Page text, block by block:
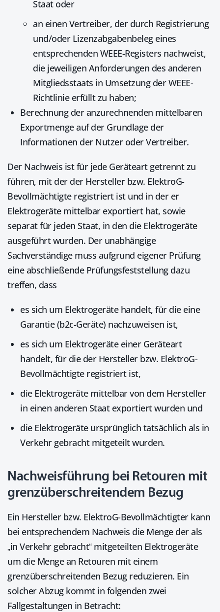
Staat oder
an einen Vertreiber, der durch Registrierung
und/oder Lizenzabgabenbeleg eines
entsprechenden WEEE-Registers nachweist,
die jeweiligen Anforderungen des anderen
Mitgliedsstaats in Umsetzung der WEEE-
Richtlinie erfüllt zu haben;
Berechnung der anzurechnenden mittelbaren
Exportmenge auf der Grundlage der
Informationen der Nutzer oder Vertreiber.
Der Nachweis ist für jede Geräteart getrennt zu
führen, mit der der Hersteller bzw. ElektroG-
Bevollmächtigte registriert ist und in der er
Elektrogeräte mittelbar exportiert hat, sowie
separat für jeden Staat, in den die Elektrogeräte
ausgeführt wurden. Der unabhängige
Sachverständige muss aufgrund eigener Prüfung
eine abschließende Prüfungsfeststellung dazu
treffen, dass
es sich um Elektrogeräte handelt, für die eine
Garantie (b2c-Geräte) nachzuweisen ist,
es sich um Elektrogeräte einer Geräteart
handelt, für die der Hersteller bzw. ElektroG-
Bevollmächtigte registriert ist,
die Elektrogeräte mittelbar von dem Hersteller
in einen anderen Staat exportiert wurden und
die Elektrogeräte ursprünglich tatsächlich als in
Verkehr gebracht mitgeteilt wurden.
Nachweisführung bei Retouren mit
grenzüberschreitendem Bezug
Ein Hersteller bzw. ElektroG-Bevollmächtigter kann
bei entsprechendem Nachweis die Menge der als
„in Verkehr gebracht“ mitgeteilten Elektrogeräte
um die Menge an Retouren mit einem
grenzüberschreitenden Bezug reduzieren. Ein
solcher Abzug kommt in folgenden zwei
Fallgestaltungen in Betracht: